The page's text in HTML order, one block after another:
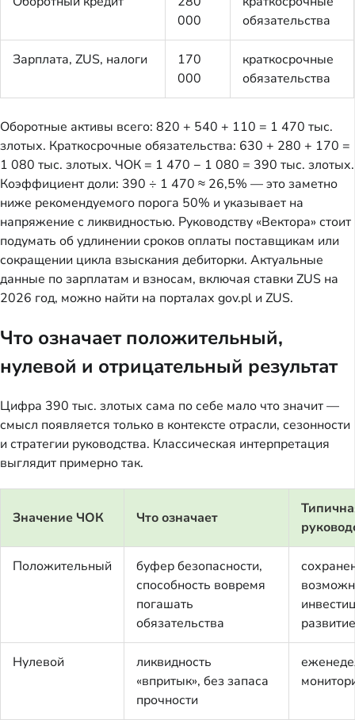
000
обязательства
Зарплата, ZUS, налоги
170
000
краткосрочные
обязательства
Оборотные активы всего: 820 + 540 + 110 = 1 470 тыс.
злотых. Краткосрочные обязательства: 630 + 280 + 170 =
1 080 тыс. злотых. ЧОК = 1 470 − 1 080 = 390 тыс. злотых.
Коэффициент доли: 390 ÷ 1 470 ≈ 26,5% — это заметно
ниже рекомендуемого порога 50% и указывает на
напряжение с ликвидностью. Руководству «Вектора» стоит
подумать об удлинении сроков оплаты поставщикам или
сокращении цикла взыскания дебиторки. Актуальные
данные по зарплатам и взносам, включая ставки ZUS на
2026 год, можно найти на порталах gov.pl и ZUS.
Что означает положительный,
нулевой и отрицательный результат
Цифра 390 тыс. злотых сама по себе мало что значит —
смысл появляется только в контексте отрасли, сезонности
и стратегии руководства. Классическая интерпретация
выглядит примерно так.
Значение ЧОК Что означает
Положительный
буфер безопасности,
способность вовремя
погашать
обязательства
развитие
Нулевой
ликвидность
«впритык», без запаса
прочности